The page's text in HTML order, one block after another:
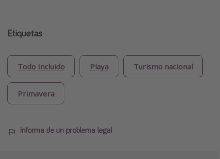
Etiquetas
Todo Incluido Playa Turismo nacional
Primavera
Informa de un problema legal